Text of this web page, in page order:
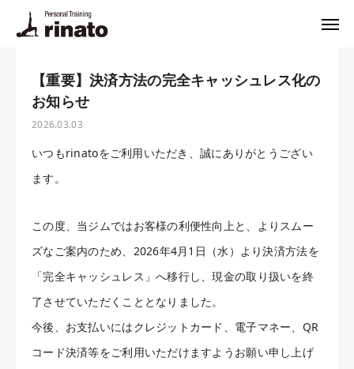
お知らせ
【重要】決済方法の完全キャッシュレス化の
お知らせ
2026.03.03
いつもrinatoをご利用いただき、誠にありがとうござい
ます。
この度、当ジムではお客様の利便性向上と、よりスムー
ズなご案内のため、2026年4月1日（水）より決済方法を
「完全キャッシュレス」へ移行し、現金の取り扱いを終
了させていただくこととなりました。
今後、お支払いにはクレジットカード、電子マネー、QR
コード決済等をご利用いただけますようお願い申し上げ
ご予約・お問合せ
プログラム
料金
トレーナー
悩み別解決法